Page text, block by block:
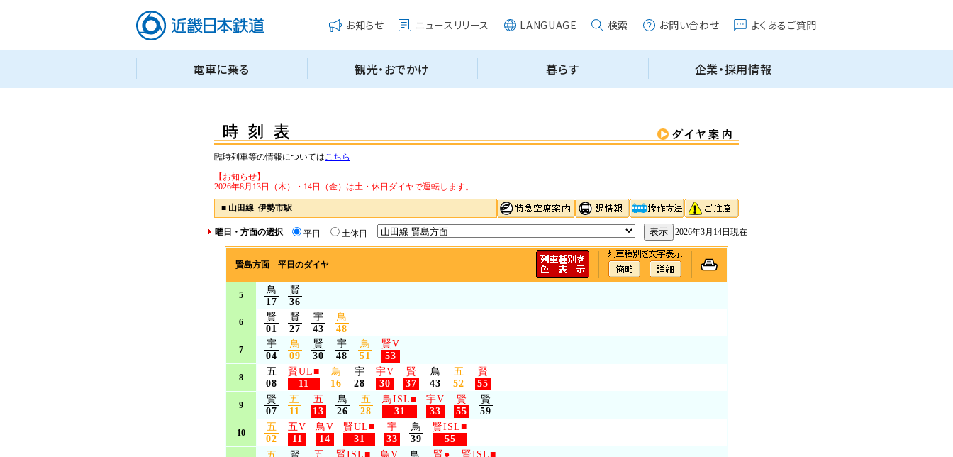
臨時列車等の情報についてはこちら
【お知らせ】
2026年8月13日（木）・14日（金）は土・休日ダイヤで運転します。
■ 山田線 伊勢市駅
曜日・方面の選択 平日 土休日 2026年3月14日現在
賢島方面 平日のダイヤ
5
鳥
17
賢
36
6
賢
01
賢
27
宇
43
鳥
48
7
宇
04
鳥
09
賢
30
宇
48
鳥
51
賢V
53
8
五
08
賢UL■
11
鳥
16
宇
28
宇V
30
賢
37
鳥
43
五
52
賢
55
9
賢
07
五
11
五
13
鳥
26
五
28
鳥ISL■
31
宇V
33
賢
55
賢
59
10
五
02
五V
11
鳥V
14
賢UL■
31
宇
33
鳥
39
賢ISL■
55
五
賢ISL■
鳥V
賢 ●
賢ISL■